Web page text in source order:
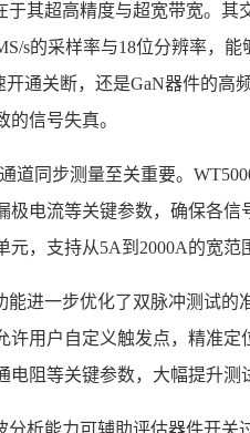
于其超高精度与超宽带宽。其
s的采样率与18位分辨率，
开通关断，还是GaN器件的高
信号失真。
道同步测量至关重要。
极电流等关键参数，确保各
元，支持从5A到2000A的宽范
能进一步优化了双脉冲测试
许用户自定义触发点，精准
阻等关键参数，大幅提升测
分析能力可辅助评估器件开